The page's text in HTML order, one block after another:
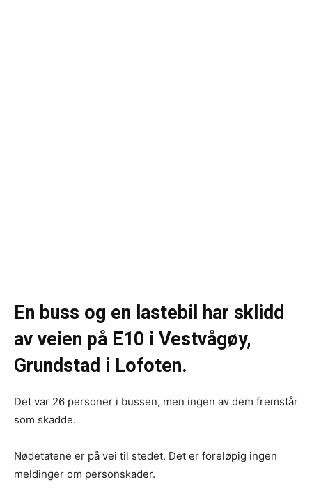
En buss og en lastebil har sklidd
av veien på E10 i Vestvågøy,
Grundstad i Lofoten.
Det var 26 personer i bussen, men ingen av dem fremstår
som skadde.
Nødetatene er på vei til stedet. Det er foreløpig ingen
meldinger om personskader.